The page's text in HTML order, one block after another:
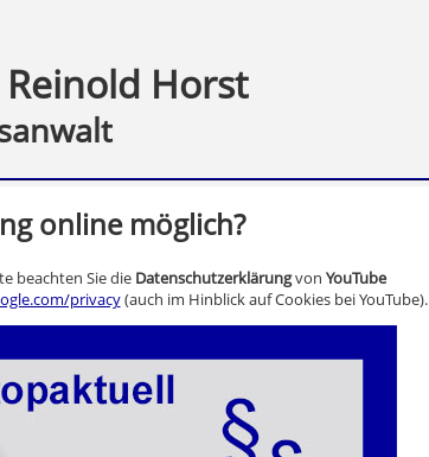
Horst
online möglich?
beachten Sie die Datenschutzerklärungvon YouTube
privacy(auch im Hinblick auf Cookies bei YouTube).